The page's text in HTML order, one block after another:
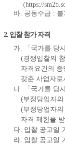
(https://
바. 공동수급 : 불
2. 입찰 참가 자격
가. 「국가를 당
(경쟁입찰의
자격요건의
갖춘 사업자
나. 「국가를 당
(부정당업자
(부정당업자
자격 제한을
다. 입찰 공고일
라. 입찰 공고일